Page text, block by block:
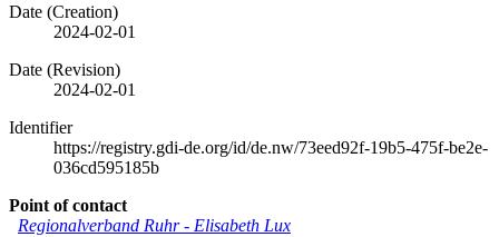
Date (Creation)
2024-02-01
Date (Revision)
2024-02-01
Identifier
https://registry.gdi-de.org/id/de.nw/73eed92f-19b5-475f-be2e-
036cd595185b
Point of contact
Regionalverband Ruhr- Elisabeth Lux